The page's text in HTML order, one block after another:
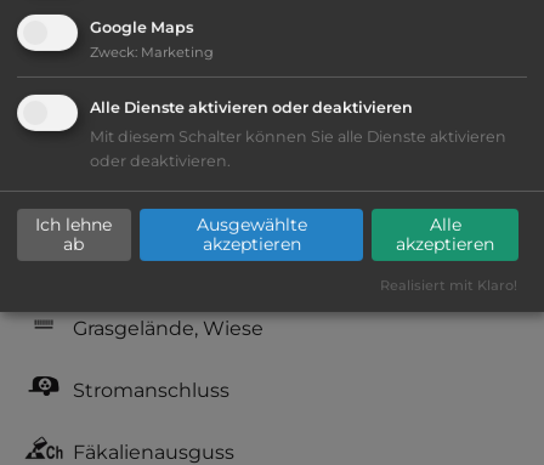
Ausstattung:
bis 15,- Euro
Lage: ansprechend
Geräuschkulisse: laut
kiesig, harter Grund
Grasgelände, Wiese
Stromanschluss
Fäkalienausguss
Google Maps
Zweck: Marketing
Alle Dienste aktivieren oder deaktivieren
Mit diesem Schalter können Sie alle Dienste aktivieren
oder deaktivieren.
Ich lehne
ab
Ausgewählte
akzeptieren
Alle
akzeptieren
Realisiert mit Klaro!